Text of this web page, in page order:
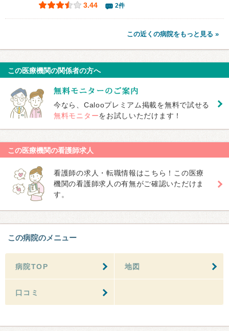
3.44 2件
この近くの病院をもっと見る »
この医療機関の関係者の方へ
今なら、Calooプレミアム掲載を無料で試せる
無料モニターをお試しいただけます！
この医療機関の看護師求人
看護師の求人・転職情報はこちら！この医療
機関の看護師求人の有無がご確認いただけま
す。
この病院のメニュー
病院TOP 地図
口コミ